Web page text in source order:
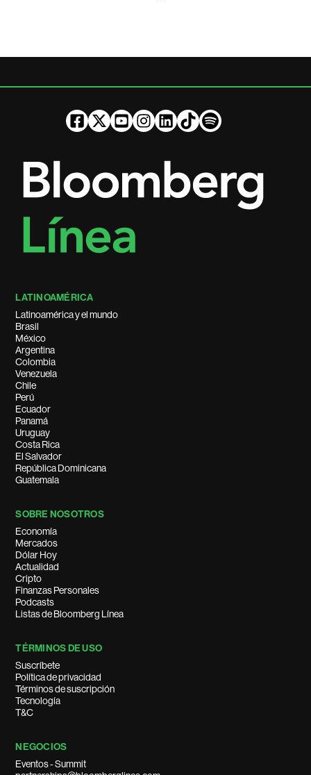
LATINOAMÉRICA
Latinoamérica y el mundo
Brasil
México
Argentina
Colombia
Venezuela
Chile
Perú
Ecuador
Panamá
Uruguay
Costa Rica
El Salvador
República Dominicana
Guatemala
SOBRE NOSOTROS
Economía
Mercados
Dólar Hoy
Actualidad
Cripto
Finanzas Personales
Podcasts
Listas de Bloomberg Línea
TÉRMINOS DE USO
Suscríbete
Política de privacidad
Términos de suscripción
Tecnología
T&C
NEGOCIOS
Eventos - Summit